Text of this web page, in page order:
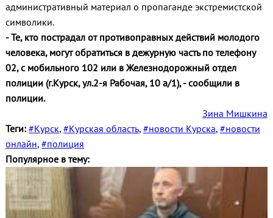
административный материал о пропаганде экстремистской
символики.
- Те, кто пострадал от противоправных действий молодого
человека, могут обратиться в дежурную часть по телефону
02, с мобильного 102 или в Железнодорожный отдел
полиции (г.Курск, ул.2-я Рабочая, 10 а/1), - сообщили в
полиции.
Зина Мишкина
Теги: #Курск, #Курская область, #новости Курска, #новости
онлайн, #полиция
Популярное в тему: